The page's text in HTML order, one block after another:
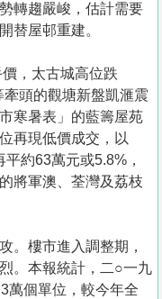
轉趨嚴峻，估計需要
替屋邨重建。
，太古城高位跌
頭的觀塘新盤凱滙震
寒暑表」的藍籌屋苑
再現低價成交，以
約63萬元或5.8%，
將軍澳、荃灣及荔枝
。樓市進入調整期，
。本報統計，二○一九
萬個單位，較今年全